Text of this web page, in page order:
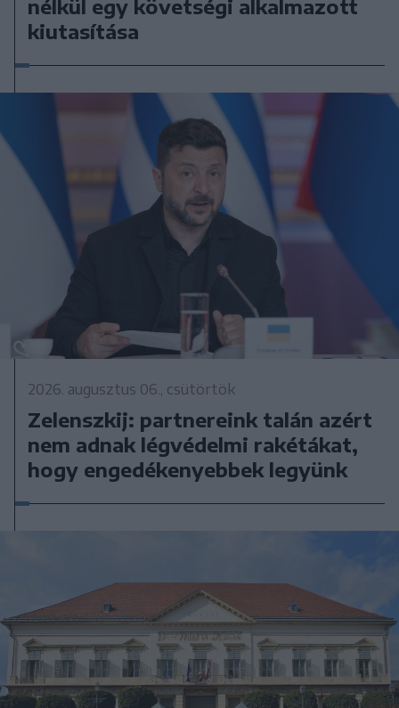
nélkül egy követségi alkalmazott
kiutasítása
2026. augusztus 06., csütörtök
Zelenszkij: partnereink talán azért
nem adnak légvédelmi rakétákat,
hogy engedékenyebbek legyünk